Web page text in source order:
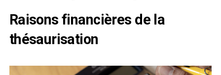
Raisons financières de la
thésaurisation